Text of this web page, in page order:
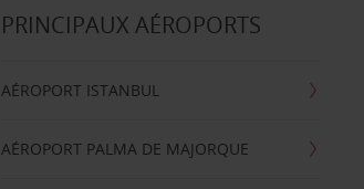
PRINCIPAUX AÉROPORTS
AÉROPORT ISTANBUL
AÉROPORT PALMA DE MAJORQUE